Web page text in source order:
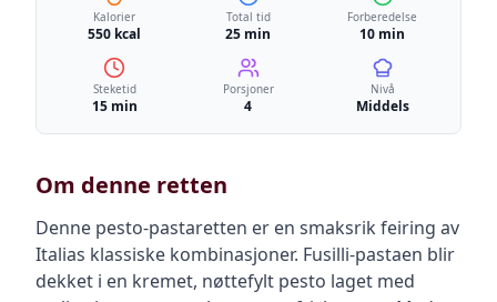
Kalorier
550 kcal
Total tid
25 min
Forberedelse
10 min
Steketid
15 min
Porsjoner
4
Nivå
Middels
Om denne retten
Denne pesto-pastaretten er en smaksrik feiring av
Italias klassiske kombinasjoner. Fusilli-pastaen blir
dekket i en kremet, nøttefylt pesto laget med